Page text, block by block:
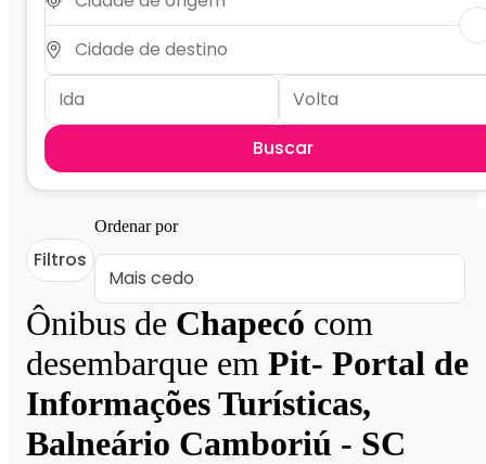
Buscar
Ônibus de Chapecó com
desembarque em Pit- Portal de
Informações Turísticas,
Balneário Camboriú - SC
Filtros
Ordenar por